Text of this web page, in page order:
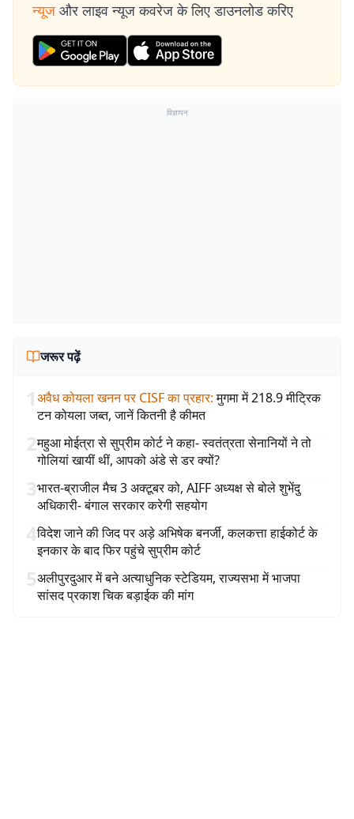
न्यूज और लाइव न्यूज कवरेज के लिए डाउनलोड करिए
विज्ञापन
जरूर पढ़ें
1अवैध कोयला खनन पर CISF का प्रहार: मुगमा में 218.9 मीट्रिक
टन कोयला जब्त, जानें कितनी है कीमत
2महुआ मोईत्रा से सुप्रीम कोर्ट ने कहा- स्वतंत्रता सेनानियों ने तो
गोलियां खायीं थीं, आपको अंडे से डर क्यों?
3भारत-ब्राजील मैच 3 अक्टूबर को, AIFF अध्यक्ष से बोले शुभेंदु
अधिकारी- बंगाल सरकार करेगी सहयोग
4विदेश जाने की जिद पर अड़े अभिषेक बनर्जी, कलकत्ता हाईकोर्ट के
इनकार के बाद फिर पहुंचे सुप्रीम कोर्ट
5अलीपुरदुआर में बने अत्याधुनिक स्टेडियम, राज्यसभा में भाजपा
सांसद प्रकाश चिक बड़ाईक की मांग